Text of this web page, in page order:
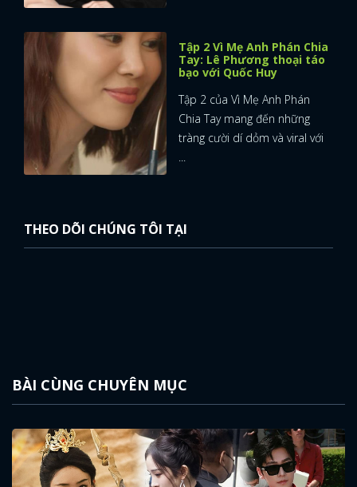
Tập 2 Vì Mẹ Anh Phán Chia
Tay: Lê Phương thoại táo
bạo với Quốc Huy
Tập 2 của Vì Mẹ Anh Phán
Chia Tay mang đến những
tràng cười dí dỏm và viral với
THEO DÕI CHÚNG TÔI TẠI
BÀI CÙNG CHUYÊN MỤC